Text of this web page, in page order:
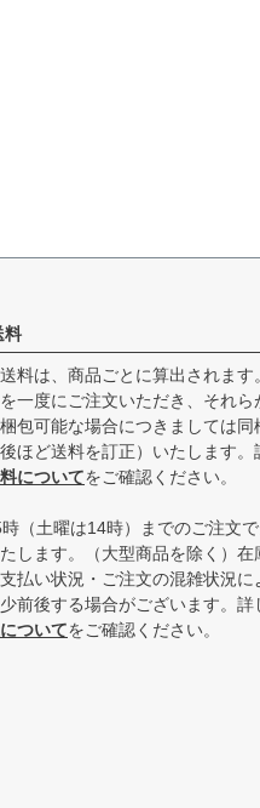
料
料は、商品ごとに算出されます。
一度にご注文いただき、それら
包可能な場合につきましては同
ほど送料を訂正）いたします。
についてをご確認ください。
（土曜は14時）までのご注文で
します。（大型商品を除く）在
払い状況・ご注文の混雑状況に
前後する場合がございます。詳
ついてをご確認ください。